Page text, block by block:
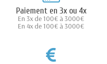
Paiement en 3x ou 4x
En 3x de 100€ à 3000€
En 4x de 100€ à 3000€